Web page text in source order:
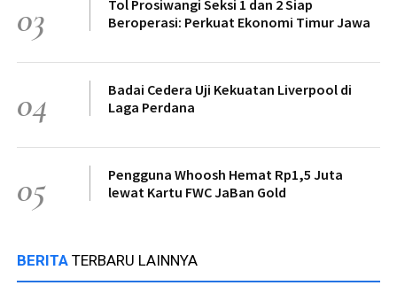
03
Tol Prosiwangi Seksi 1 dan 2 Siap
Beroperasi: Perkuat Ekonomi Timur Jawa
04
Badai Cedera Uji Kekuatan Liverpool di
Laga Perdana
05
Pengguna Whoosh Hemat Rp1,5 Juta
lewat Kartu FWC JaBan Gold
BERITA TERBARU LAINNYA